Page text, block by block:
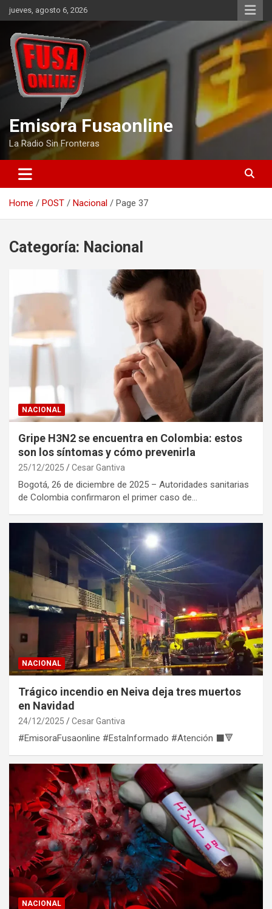
Skip
to
content
jueves, agosto 6, 2026
Emisora Fusaonline
La Radio Sin Fronteras
Home POST Nacional Page 37
Categoría: Nacional
NACIONAL
Gripe H3N2 se encuentra en Colombia: estos
son los síntomas y cómo prevenirla
25/12/2025 Cesar Gantiva
Bogotá, 26 de diciembre de 2025 – Autoridades sanitarias
de Colombia confirmaron el primer caso de…
NACIONAL
Trágico incendio en Neiva deja tres muertos
en Navidad
24/12/2025 Cesar Gantiva
#EmisoraFusaonline #EstaInformado #Atención ⬛🔻
NACIONAL